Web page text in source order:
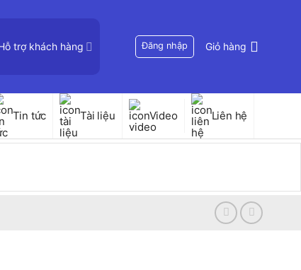
trợ khách hàng Đăng nhập Giỏ hàng
Tin tức Tài liệu Video Liên hệ